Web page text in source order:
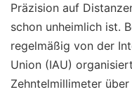
Präzision auf
schon unheimlich ist.
regelmäßig von der
Union (IAU)
Zehntelmillimeter